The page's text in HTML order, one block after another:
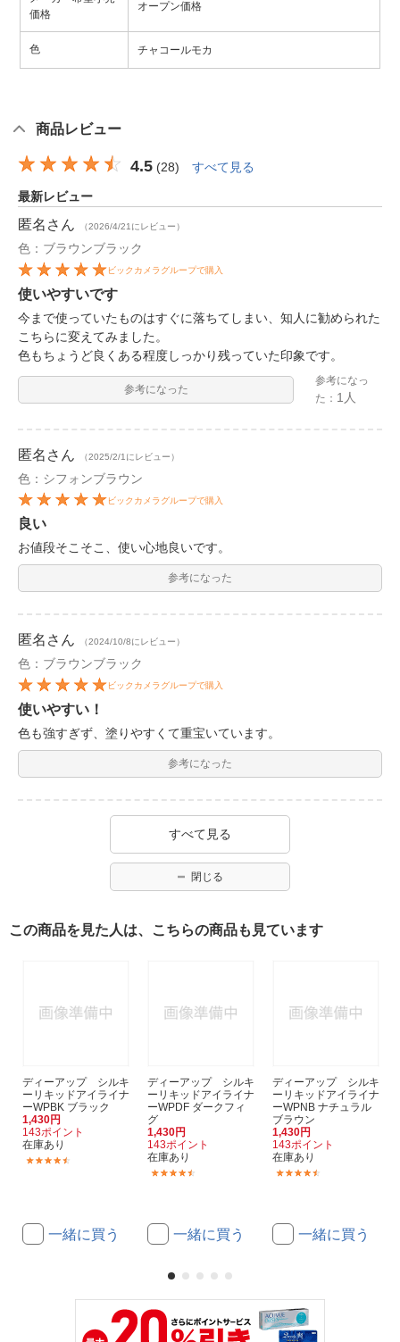
価格
オープン価格
色 チャコールモカ
商品レビュー
4.5 (28) すべて見る
最新レビュー
匿名 さん （2026/4/21にレビュー）
色：ブラウンブラック
ビックカメラグループで購入
使いやすいです
今まで使っていたものはすぐに落ちてしまい、知人に勧められた
こちらに変えてみました。
色もちょうど良くある程度しっかり残っていた印象です。
参考になった
参考になっ
た： 1人
匿名 さん （2025/2/1にレビュー）
色：シフォンブラウン
ビックカメラグループで購入
良い
お値段そこそこ、使い心地良いです。
参考になった
匿名 さん （2024/10/8にレビュー）
色：ブラウンブラック
ビックカメラグループで購入
使いやすい！
色も強すぎず、塗りやすくて重宝いています。
参考になった
すべて見る
閉じる
この商品を見た人は、こちらの商品も見ています
ディーアップ シルキ
ーリキッドアイライナ
ーWPBK ブラック
1,430円
143ポイント
在庫あり
一緒に買う
ディーアップ シルキ
ーリキッドアイライナ
ーWPDF ダークフィ
グ
1,430円
143ポイント
在庫あり
一緒に買う
ディーアップ シルキ
ーリキッドアイライナ
ーWPNB ナチュラル
ブラウン
1,430円
143ポイント
在庫あり
一緒に買う